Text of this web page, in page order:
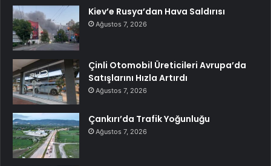
Kiev’e Rusya’dan Hava Saldırısı
Ağustos 7, 2026
Çinli Otomobil Üreticileri Avrupa’da
Satışlarını Hızla Artırdı
Ağustos 7, 2026
Çankırı’da Trafik Yoğunluğu
Ağustos 7, 2026